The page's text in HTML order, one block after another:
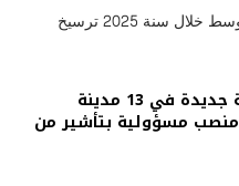
ليكيب نيوز واصل مركب طنجة المتوسط خلال سنة 2025 ترسيخ
تعيينات أمنية جديدة في 13 مدينة
بالمغرب.. 20 منصب مسؤولية بتأشير من